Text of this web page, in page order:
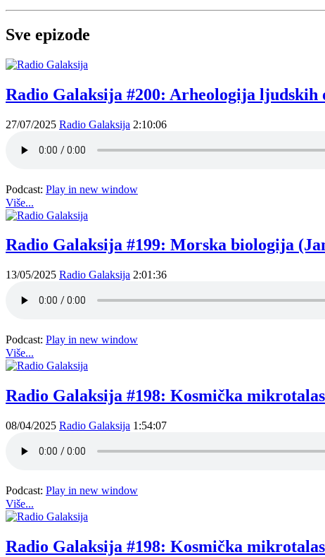
Sve epizode
Radio Galaksija #200: Arheologija ljudskih
27/07/2025 Radio Galaksija 2:10:06
Podcast: Play in new window
Više...
Radio Galaksija #199: Morska biologija
13/05/2025 Radio Galaksija 2:01:36
Podcast: Play in new window
Više...
Radio Galaksija #198: Kosmička
08/04/2025 Radio Galaksija 1:54:07
Podcast: Play in new window
Više...
Radio Galaksija #198: Kosmička